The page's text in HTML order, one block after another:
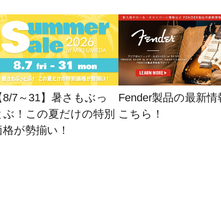
8/7～31】暑さもぶっ
ぶ！この夏だけの特別
格が勢揃い！
Fender製品の最新情
こちら！